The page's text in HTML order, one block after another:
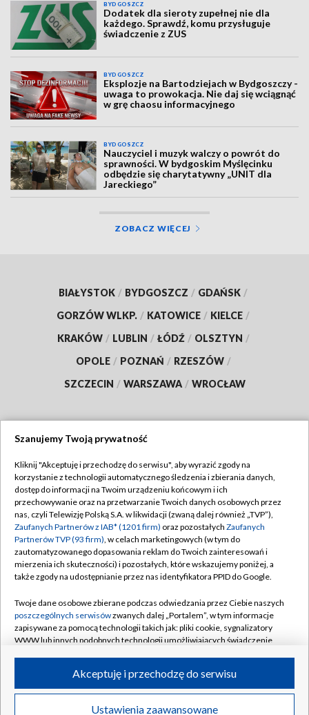
BYDGOSZCZ
Dodatek dla sieroty zupełnej nie dla
każdego. Sprawdź, komu przysługuje
świadczenie z ZUS
BYDGOSZCZ
Eksplozje na Bartodziejach w Bydgoszczy -
uwaga to prowokacja. Nie daj się wciągnąć
w grę chaosu informacyjnego
BYDGOSZCZ
Nauczyciel i muzyk walczy o powrót do
sprawności. W bydgoskim Myślęcinku
odbędzie się charytatywny „UNIT dla
Jareckiego”
ZOBACZ WIĘCEJ
BIAŁYSTOK / BYDGOSZCZ / GDAŃSK /
GORZÓW WLKP. / KATOWICE / KIELCE /
KRAKÓW / LUBLIN / ŁÓDŹ / OLSZTYN /
OPOLE / POZNAŃ / RZESZÓW /
SZCZECIN / WARSZAWA / WROCŁAW
TVP
Abonament TVP
Emisja w TVP
Centrum informacji TVP
Naziemna Telewizja Cyfrowa
Rada Programowa
System NOS
Informacje o nadawcy
Program dla prasy
Regulamin TVP
Polityka prywatności
Moje zgody
Pomoc
Kontakt
Kanały
©2026 Telewizja Polska S.A. w likwidacji
Szanujemy Twoją prywatność
Kliknij "Akceptuję i przechodzę do serwisu", aby wyrazić zgody na
korzystanie z technologii automatycznego śledzenia i zbierania danych,
dostęp do informacji na Twoim urządzeniu końcowym i ich
przechowywanie oraz na przetwarzanie Twoich danych osobowych przez
nas, czyli Telewizję Polską S.A. w likwidacji (zwaną dalej również „TVP”),
Zaufanych Partnerów z IAB* (1201 firm) oraz pozostałych Zaufanych
Partnerów TVP (93 firm), w celach marketingowych (w tym do
zautomatyzowanego dopasowania reklam do Twoich zainteresowań i
mierzenia ich skuteczności) i pozostałych, które wskazujemy poniżej, a
także zgody na udostępnianie przez nas identyfikatora PPID do Google.
Twoje dane osobowe zbierane podczas odwiedzania przez Ciebie naszych
poszczególnych serwisówzwanych dalej „Portalem”, w tym informacje
zapisywane za pomocą technologii takich jak: pliki cookie, sygnalizatory
WWW lub innych podobnych technologii umożliwiających świadczenie
ruchu w Internecie.
Twoje dane osobowe zbierane podczas odwiedzania przez Ciebie
Ustawienia zaawansowane
Akceptuję i przechodzę do serwisu